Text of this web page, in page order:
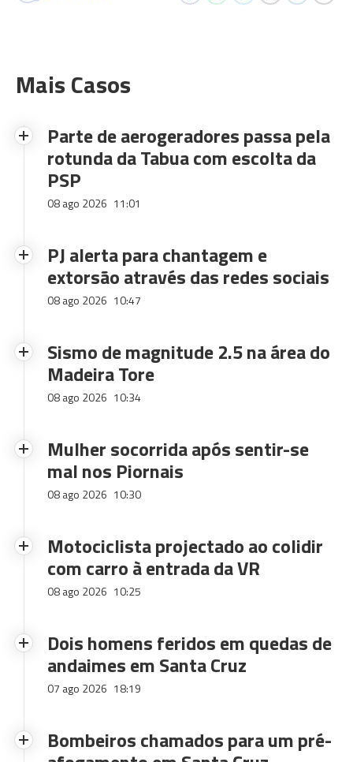
Mais Casos
Parte de aerogeradores passa pela
rotunda da Tabua com escolta da
PSP
08 ago 2026 11:01
PJ alerta para chantagem e
extorsão através das redes sociais
08 ago 2026 10:47
Sismo de magnitude 2.5 na área do
Madeira Tore
08 ago 2026 10:34
Mulher socorrida após sentir-se
mal nos Piornais
08 ago 2026 10:30
Motociclista projectado ao colidir
com carro à entrada da VR
08 ago 2026 10:25
Dois homens feridos em quedas de
andaimes em Santa Cruz
07 ago 2026 18:19
Bombeiros chamados para um pré-